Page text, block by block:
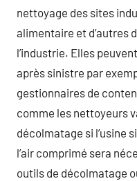
nettoyage des sites
alimentaire et d’autres
l’industrie. Elles
après sinistre par
gestionnaires de
comme les nettoyeurs
décolmatage si l’usine
l’air comprimé sera
outils de décolmatage